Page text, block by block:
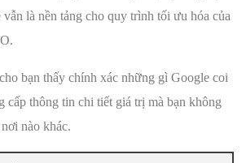
là nền tảng cho quy trình tối ưu hóa của
bạn thấy chính xác những gì Google coi
cấp thông tin chi tiết giá trị mà bạn không
nào khác.